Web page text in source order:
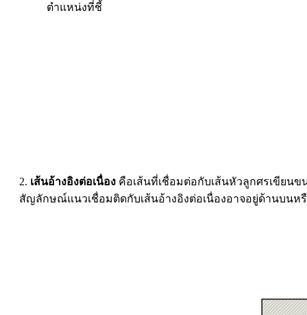
ตำแหน่งที่ชี้
2. เส้นอ้างอิงต่อเนื่อง คือเส้นที่เชื่อมต่อกับเส้นหัวลูกศรเขียน
สัญลักษณ์แนวเชื่อมติดกับเส้นอ้างอิงต่อเนื่องอาจอยู่ด้านบนห